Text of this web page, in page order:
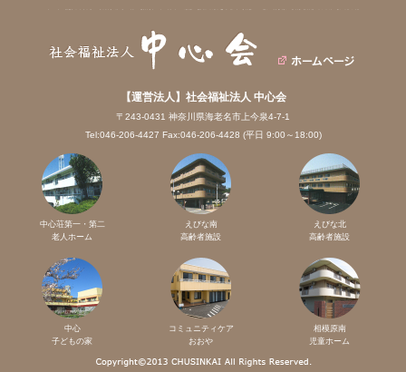
【運営法人】社会福祉法人 中心会
〒243-0431 神奈川県海老名市上今泉4-7-1
Tel:046-206-4427 Fax:046-206-4428 (平日 9:00～18:00)
中心荘第一・第二
老人ホーム
えびな南
高齢者施設
えびな北
高齢者施設
中心
子どもの家
コミュニティケア
おおや
相模原南
児童ホーム